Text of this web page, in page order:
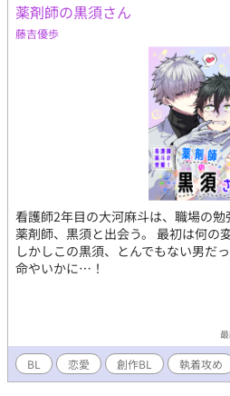
薬剤師の黒須さん
藤吉優歩
看護師2年目の大河麻斗は、職場の
薬剤師、黒須と出会う。 最初は何
しかしこの黒須、とんでもない男だ
命やいかに…！
BL 恋愛 創作BL 執着攻め